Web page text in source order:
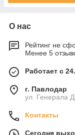
О нас
Рейтинг не
Менее 5
Работает с
г. Павлодар
ул. Генерала
Контакты
Сегодня